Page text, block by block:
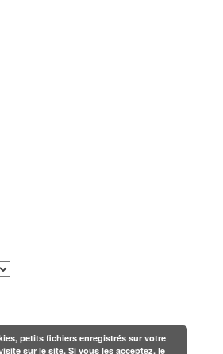
petits fichiers enregistrés sur votre
sur le site. Si vous les acceptez, le